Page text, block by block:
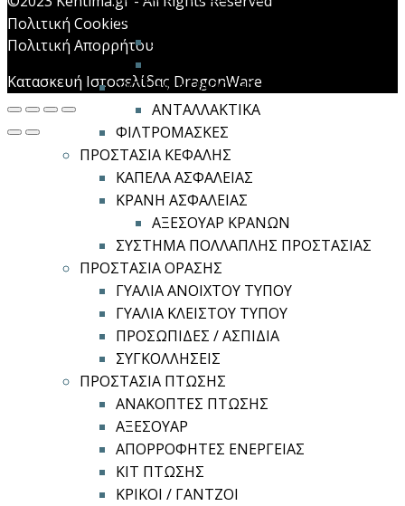
ΠΡΟΣΩΠΟΥ
ΑΝΤΑΛΛΑΚΤΙΚΑ
ΣΥΣΤΗΜΑ ΠΑΡΟΧΗΣ ΑΕΡΑ
ΑΝΤΑΛΛΑΚΤΙΚΑ
ΦΙΛΤΡΟΜΑΣΚΕΣ
ΠΡΟΣΤΑΣΙΑ ΚΕΦΑΛΗΣ
ΚΑΠΕΛΑ ΑΣΦΑΛΕΙΑΣ
ΚΡΑΝΗ ΑΣΦΑΛΕΙΑΣ
ΑΞΕΣΟΥΑΡ ΚΡΑΝΩΝ
ΣΥΣΤΗΜΑ ΠΟΛΛΑΠΛΗΣ ΠΡΟΣΤΑΣΙΑΣ
ΠΡΟΣΤΑΣΙΑ ΟΡΑΣΗΣ
ΓΥΑΛΙΑ ΑΝΟΙΧΤΟΥ ΤΥΠΟΥ
ΓΥΑΛΙΑ ΚΛΕΙΣΤΟΥ ΤΥΠΟΥ
ΠΡΟΣΩΠΙΔΕΣ / ΑΣΠΙΔΙΑ
ΣΥΓΚΟΛΛΗΣΕΙΣ
ΠΡΟΣΤΑΣΙΑ ΠΤΩΣΗΣ
ΑΝΑΚΟΠΤΕΣ ΠΤΩΣΗΣ
ΑΞΕΣΟΥΑΡ
ΑΠΟΡΡΟΦΗΤΕΣ ΕΝΕΡΓΕΙΑΣ
ΚΙΤ ΠΤΩΣΗΣ
ΚΡΙΚΟΙ / ΓΑΝΤΖΟΙ
Πολιτική Cookies
Πολιτική Απορρήτου
Κατασκευή Ιστοσελίδας DragonWare